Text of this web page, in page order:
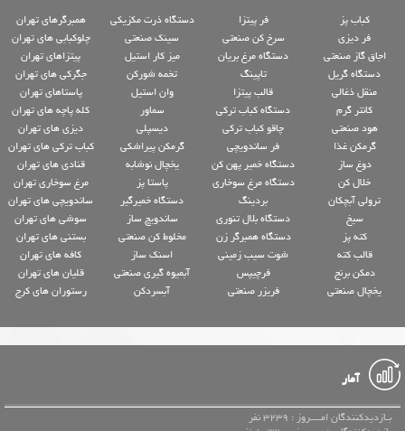
کباب پز
فر دیزی
اجاق گاز صنعتی
دستگاه گریل
منقل ذغالی
کانتر گرم
هود صنعتی
گرمکن غذا
دوغ ساز
خلال کن
ترولی آبچکان
سیخ
کته پز
قالب کته
دمکن برنج
یخچال صنعتی
فر پیتزا
سرخ کن صنعتی
دستگاه مرغ بریان
تاپینگ
قالب پیتزا
دستگاه کباب ترکی
چاقو کباب ترکی
فر ساندویچی
دستگاه خمیر پهن کن
دستگاه مرغ سوخاری
بردینگ
دستگاه بلال تنوری
دستگاه همبرگر زن
شوت سیب زمینی
فرچیپس
فریزر صنعتی
دستگاه ذرت مکزیکی
سینک صنعتی
میز کار استیل
تخمه شورکن
وان استیل
سماور
دیسپلی
گرمکن پیراشکی
یخچال نوشابه
پاستا پز
دستگاه خمیرگیر
ساندویچ ساز
مخلوط کن صنعتی
اسنک ساز
آبمیوه گیری صنعتی
آبسردکن
همبرگرهای تهران
چلوکبابی های تهران
پیتزاهای تهران
جگرکی های تهران
پاستاهای تهران
کله پاچه های تهران
دیزی های تهران
کباب ترکی های تهران
قنادی های تهران
مرغ سوخاری تهران
ساندویچی های تهران
سوشی های تهران
بستنی های تهران
کافه های تهران
قلیان های تهران
رستوران های کرج
آمار
بـازدیدکنندگان امــــروز : 3239 نفر